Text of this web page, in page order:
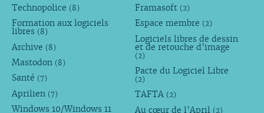
Technopolice (8)
Formation aux logiciels
libres (8)
Archive (8)
Mastodon (8)
Santé (7)
Aprilien (7)
Windows 10/Windows 11
Framasoft (2)
Espace membre (2)
Logiciels libres de dessin
et de retouche d’image
(2)
Pacte du Logiciel Libre
(2)
TAFTA (2)
Au cœur de l’April (2)